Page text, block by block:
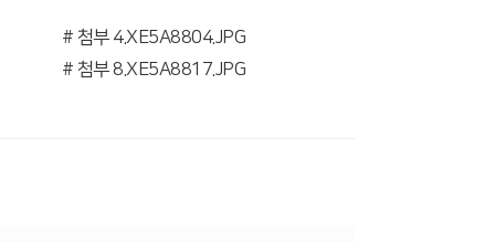
# 첨부 4.XE5A8804.JPG
# 첨부 8.XE5A8817.JPG